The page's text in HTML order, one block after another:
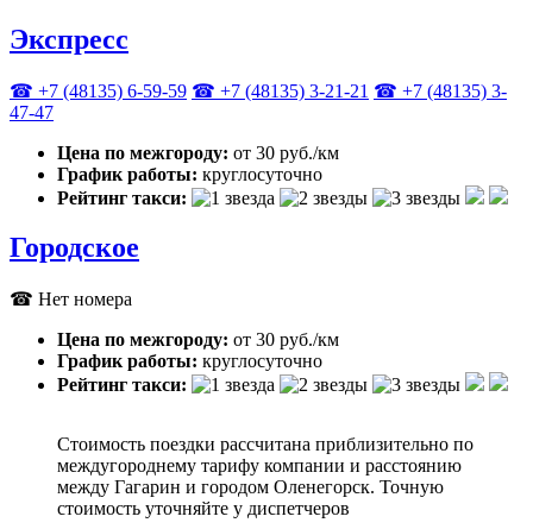
Экспресс
☎ +7 (48135) 6-59-59 ☎ +7 (48135) 3-21-21 ☎ +7 (48135) 3-
47-47
Цена по межгороду: от 30 руб./км
График работы: круглосуточно
Рейтинг такси:
Городское
☎ Нет номера
Цена по межгороду: от 30 руб./км
График работы: круглосуточно
Рейтинг такси:
Стоимость поездки рассчитана приблизительно по
междугороднему тарифу компании и расстоянию
между Гагарин и городом Оленегорск. Точную
стоимость уточняйте у диспетчеров